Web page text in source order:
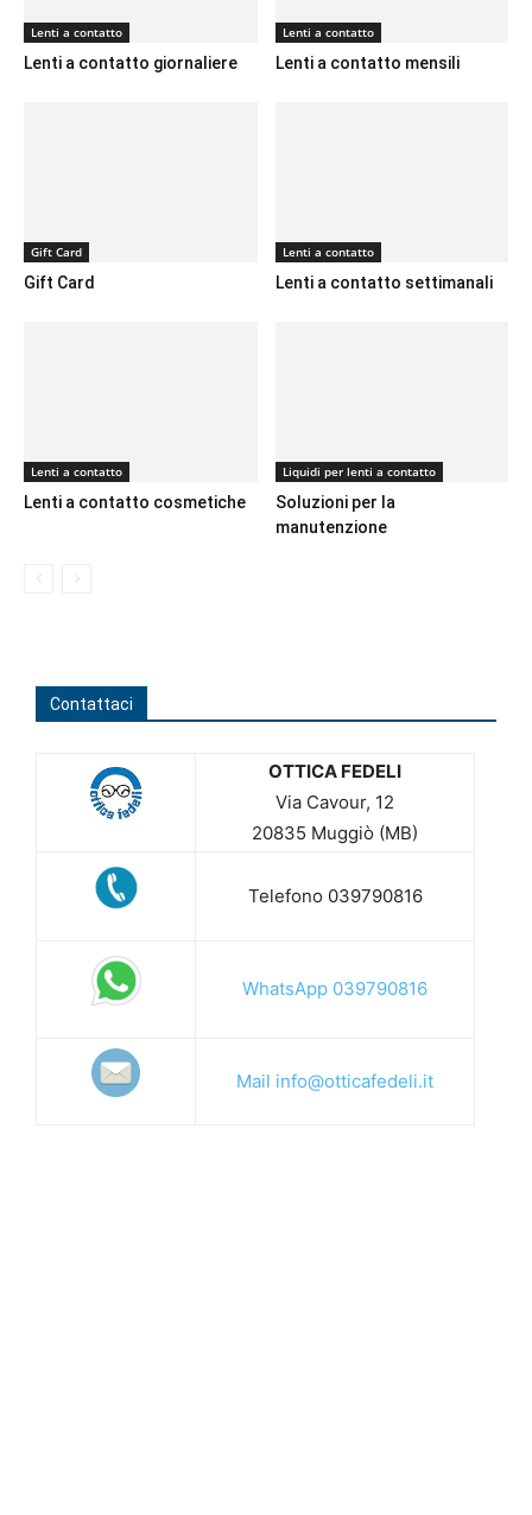
Lenti a contatto
Lenti a contatto giornaliere
Lenti a contatto
Lenti a contatto mensili
Gift Card
Gift Card
Lenti a contatto
Lenti a contatto settimanali
Lenti a contatto
Lenti a contatto cosmetiche
Liquidi per lenti a contatto
Soluzioni per la
manutenzione
Contattaci
OTTICA FEDELI
Via Cavour, 12
20835 Muggiò (MB)
Telefono 039790816
WhatsApp 039790816
Mail info@otticafedeli.it